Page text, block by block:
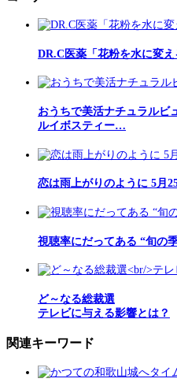
DR.C医薬「花粉を水に変え
おうちで美活ナチュラルビ
ルイボスティー…
恋は雨上がりのように 5月
視聴率にだってある “旬の
ど～なる総裁選
テレビに与える影響とは？
関連キーワード